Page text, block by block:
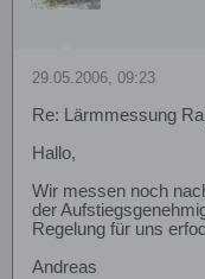
29.05.2006, 09:23
Re: Lärmmessung
Hallo,
Wir messen noch
der
Regelung für uns
Andreas